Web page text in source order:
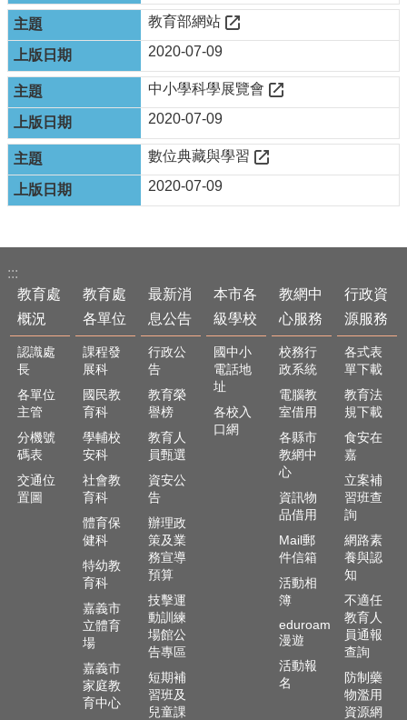
職
教
育
服
務
社
大
及
樂
齡
源
各
項
網
路
通
報
交
通
資
查
詢
教育部網站
2020-07-09
中小學科學展覽會
2020-07-09
數位典藏與學習
2020-07-09
:::
教育處
概況
認識處
長
各單位
主管
分機號
碼表
交通位
置圖
教育處
各單位
課程發
展科
國民教
育科
學輔校
安科
社會教
育科
體育保
健科
特幼教
育科
嘉義市
立體育
場
嘉義市
家庭教
育中心
最新消
息公告
行政公
告
教育榮
譽榜
教育人
員甄選
資安公
告
辦理政
策及業
務宣導
預算
技擊運
動訓練
場館公
告專區
短期補
習班及
兒童課
本市各
級學校
國中小
電話地
址
各校入
口網
教網中
心服務
校務行
政系統
電腦教
室借用
各縣市
教網中
心
資訊物
品借用
Mail郵
件信箱
活動相
簿
eduroam
漫遊
活動報
名
行政資
源服務
各式表
單下載
教育法
規下載
食安在
嘉
立案補
習班查
詢
網路素
養與認
知
不適任
教育人
員通報
查詢
防制藥
物濫用
資源網